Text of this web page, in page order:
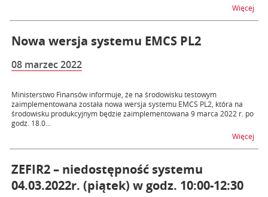
Więcej
Nowa wersja systemu EMCS PL2
08 marzec 2022
Ministerstwo Finansów informuje, że na środowisku testowym
zaimplementowana została nowa wersja systemu EMCS PL2, która na
środowisku produkcyjnym będzie zaimplementowana 9 marca 2022 r. po
godz. 18.0...
Więcej
ZEFIR2 – niedostępność systemu
04.03.2022r. (piątek) w godz. 10:00-12:30